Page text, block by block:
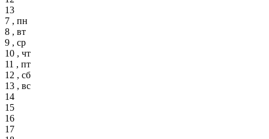
13
7 , пн
8 , вт
9 , ср
10 , чт
11 , пт
12 , сб
13 , вс
14
15
16
17